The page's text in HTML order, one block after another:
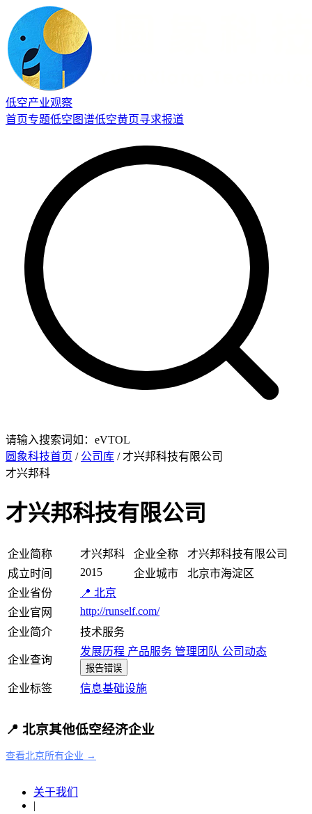
低空产业观察
首页专题低空图谱低空黄页寻求报道
请输入搜索词如：eVTOL
圆象科技首页 / 公司库 / 才兴邦科技有限公司
才兴邦科
才兴邦科技有限公司
企业简称 才兴邦科 企业全称
才兴邦科技有限公司
成立时间
2015 企业城市
北京市海淀区
企业省份
📍 北京
企业官网
http://runself.com/
企业简介
技术服务
企业查询
发展历程 产品服务 管理团队 公司动态
报告错误
企业标签 信息基础设施
📍 北京其他低空经济企业
查看北京所有企业 →
关于我们
|